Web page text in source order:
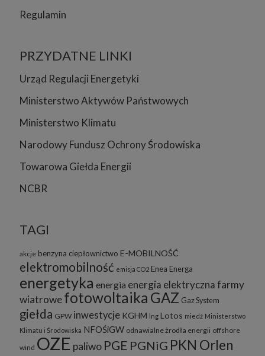
Regulamin
PRZYDATNE LINKI
Urząd Regulacji Energetyki
Ministerstwo Aktywów Państwowych
Ministerstwo Klimatu
Narodowy Fundusz Ochrony Środowiska
Towarowa Giełda Energii
NCBR
TAGI
akcje benzyna ciepłownictwo E-MOBILNOŚĆ
elektromobilność emisja CO2 Enea Energa
energetyka energia energia elektrycznafarmy
wiatrowefotowoltaika GAZ Gaz System
giełda GPW inwestycje KGHM lng Lotos miedź Ministerstwo
Klimatu i Środowiska NFOŚiGW odnawialne żrodła energii offshore
wind OZE paliwo PGE PGNiG PKN Orlen